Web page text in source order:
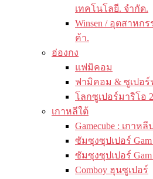
เทคโนโลยี. จำกัด.
Winsen / อุตสาหก
ค้า.
ฮ่องกง
แฟมิคอม
ฟามิคอม & ซูเปอ
โลกซูเปอร์มาริโอ
เกาหลีใต้
Gamecube : เกาห
ซัมซุงซุปเปอร์ Gam
ซัมซุงซุปเปอร์
Comboy ฮุนซูเปอร์